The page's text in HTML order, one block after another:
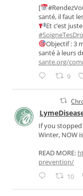
[
santé, il faut
Et c’est
Objectif : 3
santé à leurs
sante.org/
9
If you
Winter, NOW
READ MORE:
prevention/
10